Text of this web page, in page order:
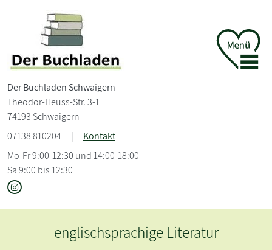
Der Buchladen Schwaigern
Theodor-Heuss-Str. 3-1
74193 Schwaigern
07138 810204
|
Kontakt
Mo-Fr 9:00-12:30 und 14:00-18:00
Sa 9:00 bis 12:30
Literatur
In unserem genialokal